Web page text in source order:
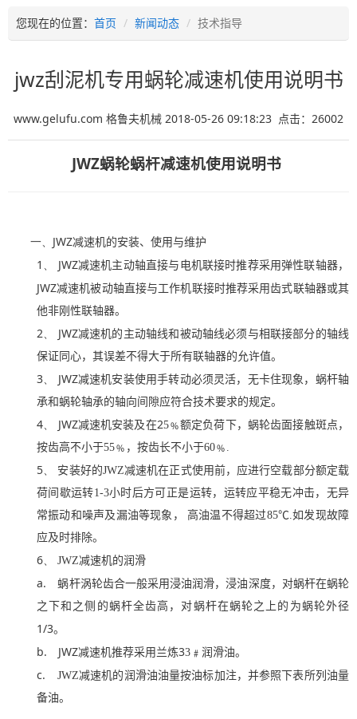
您现在的位置： 首页 新闻动态 技术指导
jwz刮泥机专用蜗轮减速机使用说明书
www.gelufu.com 格鲁夫机械 2018-05-26 09:18:23 点击： 26002
JWZ蜗轮蜗杆减速机使用说明书
一、 JWZ减速机的安装、使用与维护
1、 JWZ减速机主动轴直接与电机联接时推荐采用弹性联轴器，
JWZ减速机被动轴直接与工作机联接时推荐采用齿式联轴器或其
他非刚性联轴器。
2、 JWZ减速机的主动轴线和被动轴线必须与相联接部分的轴线
保证同心，其误差不得大于所有联轴器的允许值。
3、 JWZ减速机安装使用手转动必须灵活，无卡住现象，蜗杆轴
承和蜗轮轴承的轴向间隙应符合技术要求的规定。
4、 JWZ减速机安装及在25﹪额定负荷下，蜗轮齿面接触斑点，
按齿高不小于55﹪，按齿长不小于60﹪
5、 安装好的JWZ减速机在正式使用前，应进行空载部分额定载
荷间歇运转1-3小时后方可正是运转，运转应平稳无冲击，无异
常振动和噪声及漏油等现象，
高油温不得超过85℃ 如发现故障
应及时排除。
6、 JWZ减速机的润滑
a. 蜗杆涡轮齿合一般采用浸油润滑，浸油深度，对蜗杆在蜗轮
之下和之侧的 蜗杆全齿高，对蜗杆在蜗轮之上的为蜗轮外径
1/3。
b. JWZ减速机推荐采用兰炼33 ﹟润滑油。
c. JWZ减速机的润滑油油量按油标加注，并参照下表所列油量
备油。